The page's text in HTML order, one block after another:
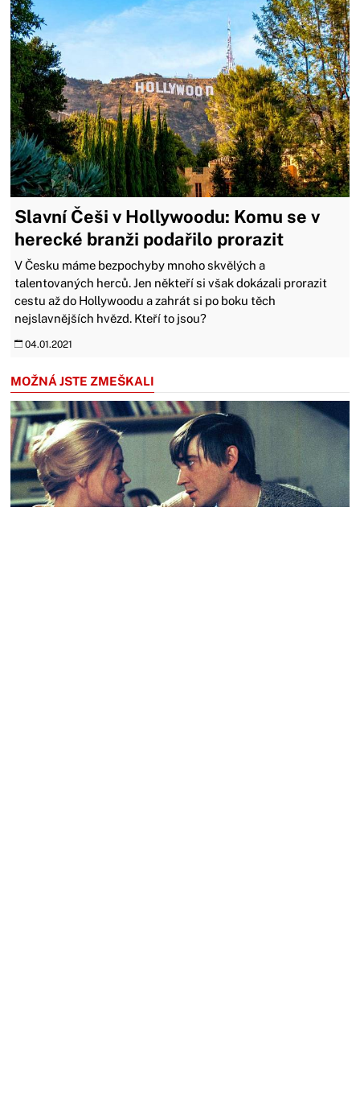
Slavní Češi v Hollywoodu: Komu se v
herecké branži podařilo prorazit
V Česku máme bezpochyby mnoho skvělých a
talentovaných herců. Jen někteří si však dokázali prorazit
cestu až do Hollywoodu a zahrát si po boku těch
nejslavnějších hvězd. Kteří to jsou?
04.01.2021
MOŽNÁ JSTE ZMEŠKALI